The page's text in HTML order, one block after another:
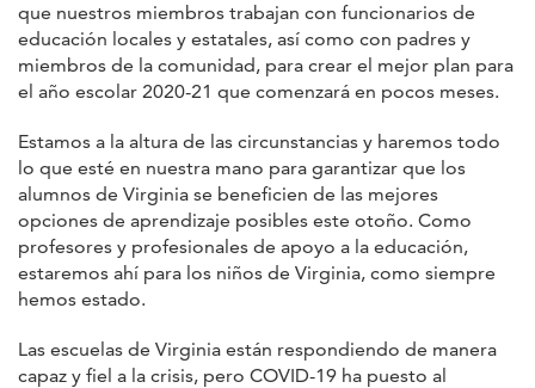
que nuestros miembros trabajan con funcionarios de
educación locales y estatales, así como con padres y
miembros de la comunidad, para crear el mejor plan para
el año escolar 2020-21 que comenzará en pocos meses.
Estamos a la altura de las circunstancias y haremos todo
lo que esté en nuestra mano para garantizar que los
alumnos de Virginia se beneficien de las mejores
opciones de aprendizaje posibles este otoño. Como
profesores y profesionales de apoyo a la educación,
estaremos ahí para los niños de Virginia, como siempre
hemos estado.
Las escuelas de Virginia están respondiendo de manera
capaz y fiel a la crisis, pero COVID-19 ha puesto al